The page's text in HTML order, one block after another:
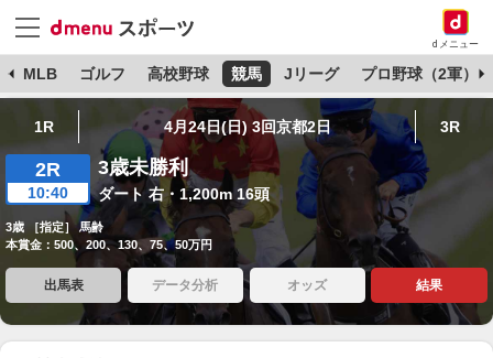
dメニュー
MLB ゴルフ 高校野球 競馬 Jリーグ プロ野球（2軍）
1R 4月24日(日) 3回京都2日 3R
2R
10:40
3歳未勝利
ダート 右・1,200m 16頭
3歳 ［指定］ 馬齢
本賞金：500、200、130、75、50万円
出馬表 データ分析 オッズ 結果